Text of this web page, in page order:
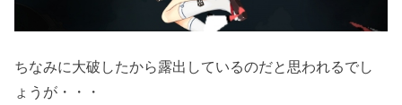
ちなみに大破したから露出しているのだと思われるでし
ょうが・・・